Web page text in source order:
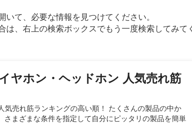
て、必要な情報を見つけてください。
は、右上の検索ボックスでもう一度検索してみて
ヤホン・ヘッドホン 人気売れ筋
売れ筋ランキングの高い順！ たくさんの製品の中か
まざまな条件を指定して自分にピッタリの製品を簡単